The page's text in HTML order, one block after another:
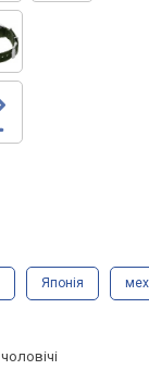
Японія
чоловічі